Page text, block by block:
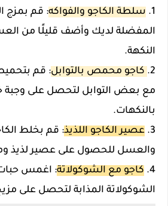
1. سلطة الكاجو والفواكه: قم بمزج
المفضلة لديك وأضف قليلًا من
النكهة.
2. كاجو محمص بالتوابل: قم
مع بعض التوابل لتحصل على وجبة
بالنكهات.
3. عصير الكاجو اللذيذ: قم بخلط
والعسل للحصول على عصير لذيذ
4. كاجو مع الشوكولاتة: اغمس حبات
الشوكولاتة المذابة لتحصل على